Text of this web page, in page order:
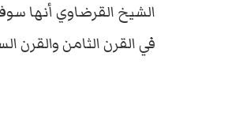
الشيخ القرضاوي أنها
في القرن الثامن والقرن